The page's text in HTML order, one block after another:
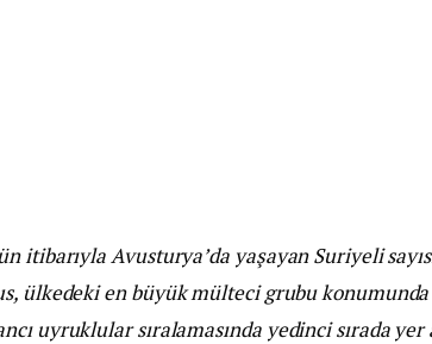
itibarıyla Avusturya’da yaşayan Suriyeli
ülkedeki en büyük mülteci grubu
uyruklular sıralamasında yedinci sırada